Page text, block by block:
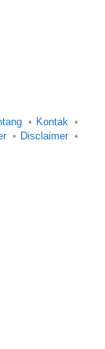
Kontak
Disclaimer